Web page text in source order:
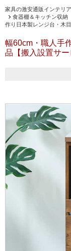
家具の激安通販インテリ
食器棚＆キッチン収納
作り日本製レンジ台・木
幅60cm・職人手
品【搬入設置サー